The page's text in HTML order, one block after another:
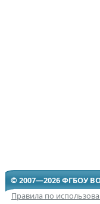
© 2007—2026 ФГБОУ
Правила по